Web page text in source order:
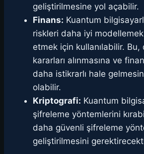
geliştirilmesine yol açabilir.
Finans: Kuantum
riskleri daha iyi
etmek için kullanılabilir. Bu,
kararları alınmasına ve
daha istikrarlı hale
olabilir.
Kriptografi: Kuantum
şifreleme yöntemlerini
daha güvenli şifreleme
geliştirilmesini